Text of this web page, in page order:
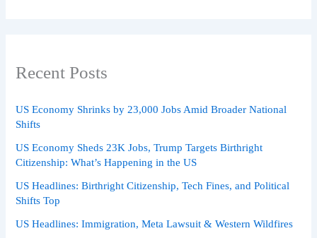
Recent Posts
US Economy Shrinks by 23,000 Jobs Amid Broader National
Shifts
US Economy Sheds 23K Jobs, Trump Targets Birthright
Citizenship: What’s Happening in the US
US Headlines: Birthright Citizenship, Tech Fines, and Political
Shifts Top
US Headlines: Immigration, Meta Lawsuit & Western Wildfires